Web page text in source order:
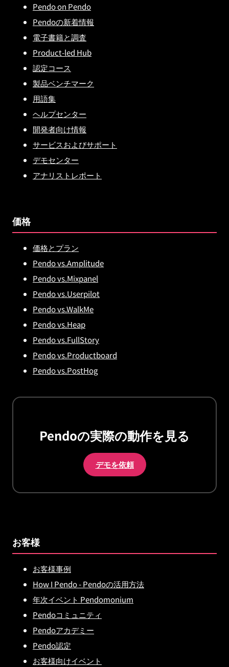
Pendo on Pendo
Pendoの新着情報
電子書籍と調査
Product-led Hub
認定コース
製品ベンチマーク
用語集
ヘルプセンター
開発者向け情報
サービスおよびサポート
デモセンター
アナリストレポート
価格
価格とプラン
Pendo vs.Amplitude
Pendo vs.Mixpanel
Pendo vs.Userpilot
Pendo vs.WalkMe
Pendo vs.Heap
Pendo vs.FullStory
Pendo vs.Productboard
Pendo vs.PostHog
Pendoの実際の動作を見る
デモを依頼
お客様
お客様事例
How I Pendo - Pendoの活用方法
年次イベント Pendomonium
Pendoコミュニティ
Pendoアカデミー
Pendo認定
お客様向けイベント